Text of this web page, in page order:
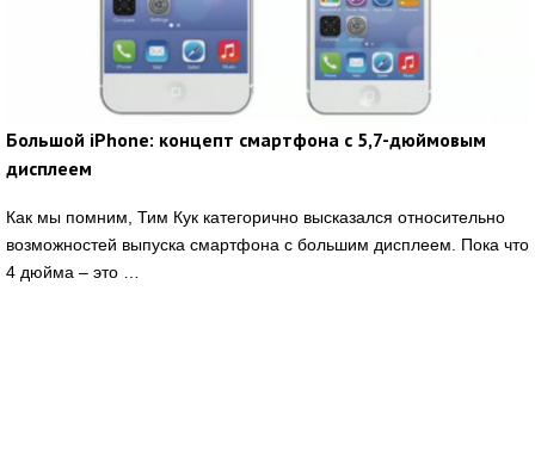
Большой iPhone: концепт смартфона с 5,7-дюймовым
дисплеем
Как мы помним, Тим Кук категорично высказался относительно
возможностей выпуска смартфона с большим дисплеем. Пока что
4 дюйма – это …